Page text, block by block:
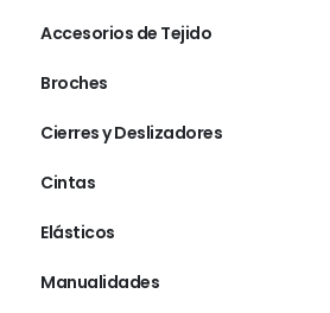
Accesorios de Tejido
Broches
Cierres y Deslizadores
Cintas
Elásticos
Manualidades